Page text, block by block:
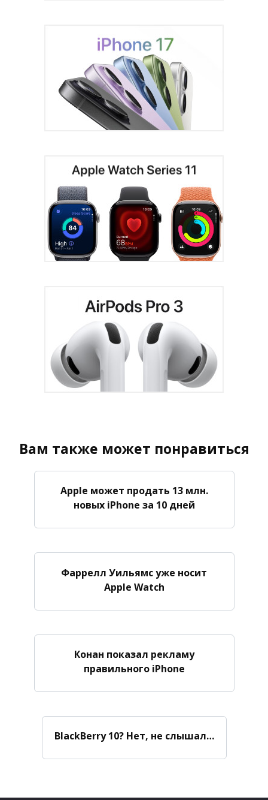
Вам также может понравиться
Apple может продать 13 млн.
новых iPhone за 10 дней
Фаррелл Уильямс уже носит
Apple Watch
Конан показал рекламу
правильного iPhone
BlackBerry 10? Нет, не слышал…